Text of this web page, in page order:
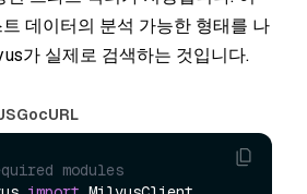
데이터의 분석 가능한 형태를 나
가 실제로 검색하는 것입니다.
GocURL
modules